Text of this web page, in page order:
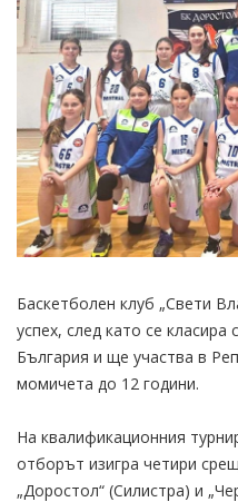
Баскетболен клуб „Свети
успех, след като се
България и ще участва в
момичета до 12 години.
На квалификационния
отборът изигра четири
„Доростол“ (Силистра) и